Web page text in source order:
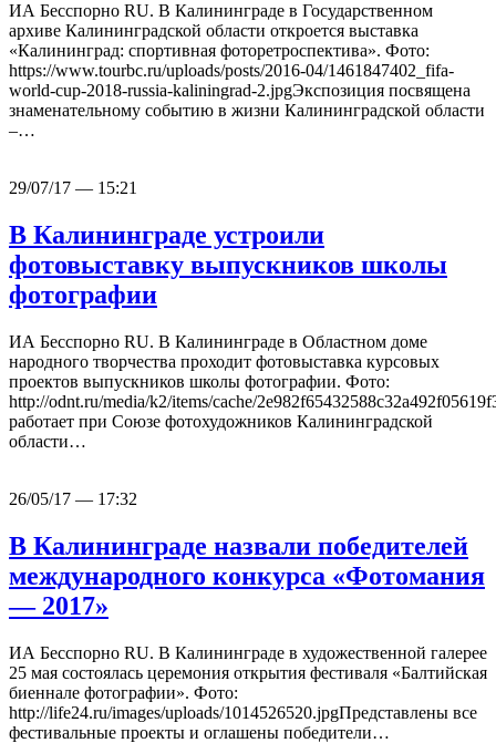
ИА Бесспорно RU. В Калининграде в Государственном
архиве Калининградской области откроется выставка
«Калининград: спортивная фоторетроспектива». Фото:
https://www.tourbc.ru/uploads/posts/2016-04/1461847402_fifa-
world-cup-2018-russia-kaliningrad-2.jpgЭкспозиция посвящена
знаменательному событию в жизни Калининградской области
–…
29/07/17 — 15:21
В Калининграде устроили
фотовыставку выпускников школы
фотографии
ИА Бесспорно RU. В Калининграде в Областном доме
народного творчества проходит фотовыставка курсовых
проектов выпускников школы фотографии. Фото:
http://odnt.ru/media/k2/items/cache/
работает при Союзе фотохудожников Калининградской
области…
26/05/17 — 17:32
В Калининграде назвали победителей
международного конкурса «Фотомания
— 2017»
ИА Бесспорно RU. В Калининграде в художественной галерее
25 мая состоялась церемония открытия фестиваля «Балтийская
биеннале фотографии». Фото:
http://life24.ru/images/uploads/1014526520.jpgПредставлены все
фестивальные проекты и оглашены победители…